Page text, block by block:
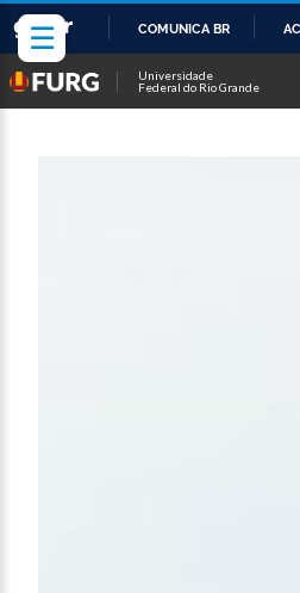
COMUNICA BR
Universidade
Federal do Rio Grande
☰